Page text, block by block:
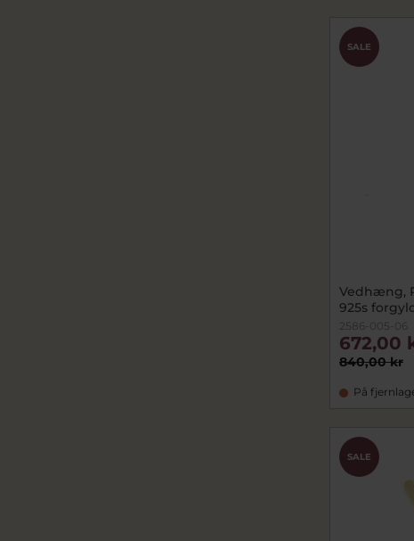
SALE
Vedhæng,
925s
2586-005-06
840,00 kr
672,00
På
SALE